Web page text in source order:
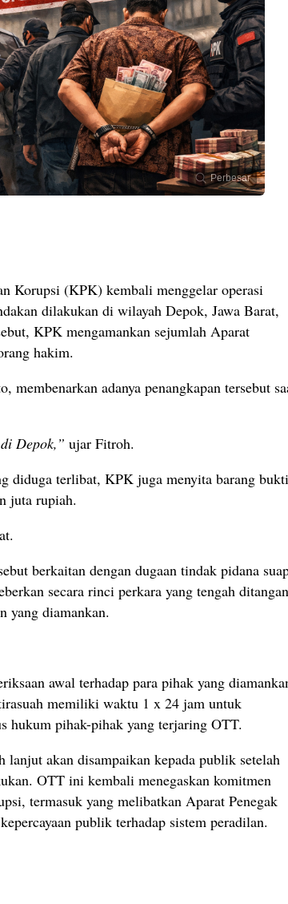
Perbesar
Korupsi (KPK) kembali menggelar operasi
dilakukan di wilayah Depok, Jawa Barat,
KPK mengamankan sejumlah Aparat
hakim.
adanya penangkapan tersebut
Depok,” ujar Fitroh.
diduga terlibat, KPK juga menyita barang bukti
juta rupiah.
berkaitan dengan dugaan tindak pidana
secara rinci perkara yang tengah
yang diamankan.
awal terhadap para pihak yang
memiliki waktu 1 x 24 jam untuk
hukum pihak-pihak yang terjaring OTT.
akan disampaikan kepada publik setelah
OTT ini kembali menegaskan komitmen
termasuk yang melibatkan Aparat Penegak
publik terhadap sistem peradilan.